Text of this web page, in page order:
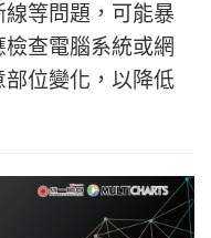
線等問題，可能暴
查電腦系統或網
位變化，以降低